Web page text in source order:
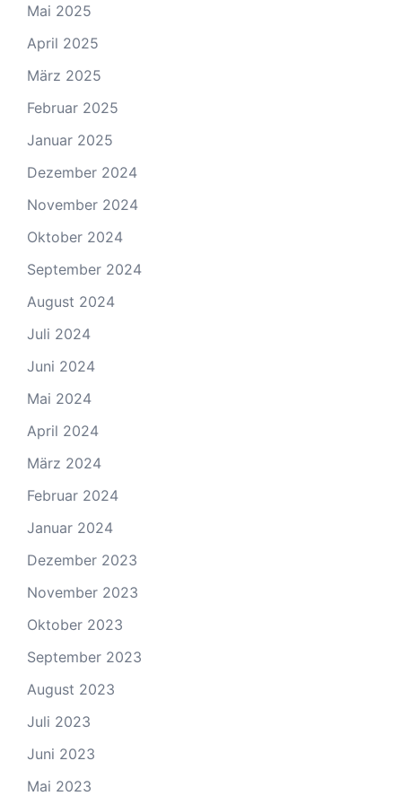
Mai 2025
April 2025
März 2025
Februar 2025
Januar 2025
Dezember 2024
November 2024
Oktober 2024
September 2024
August 2024
Juli 2024
Juni 2024
Mai 2024
April 2024
März 2024
Februar 2024
Januar 2024
Dezember 2023
November 2023
Oktober 2023
September 2023
August 2023
Juli 2023
Juni 2023
Mai 2023